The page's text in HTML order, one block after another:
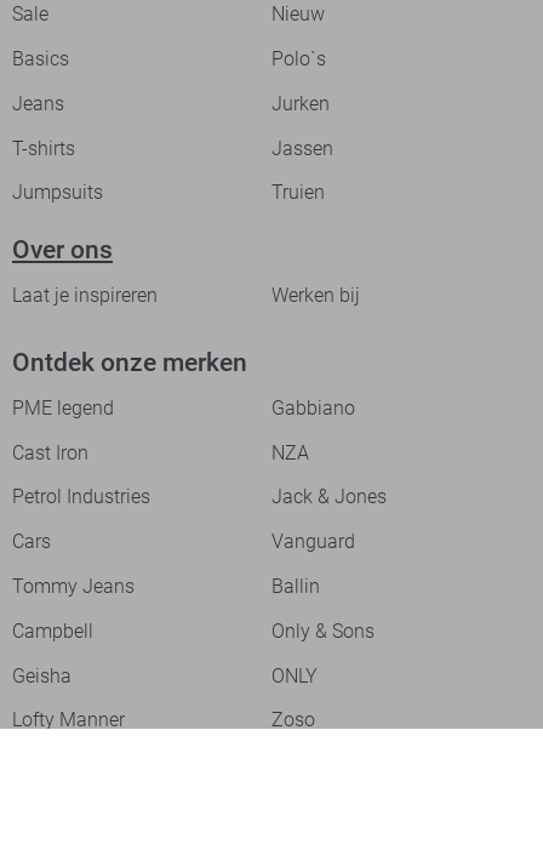
Sale
Nieuw
Basics
Polo`s
Jeans
Jurken
T-shirts
Jassen
Jumpsuits
Truien
Over ons
Laat je inspireren Werken bij
Ontdek onze merken
PME legend
Gabbiano
Cast Iron
NZA
Petrol Industries
Jack & Jones
Cars
Vanguard
Tommy Jeans
Ballin
Campbell
Only & Sons
Geisha
ONLY
Lofty Manner
Zoso